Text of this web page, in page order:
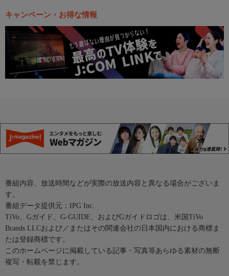
キャンペーン・お得な情報
番組内容、放送時間などが実際の放送内容と異なる場合がございま
す。
番組データ提供元：IPG Inc.
TiVo、Gガイド、G-GUIDE、およびGガイドロゴは、米国TiVo
Brands LLCおよび／またはその関連会社の日本国内における商標ま
たは登録商標です。
このホームページに掲載している記事・写真等あらゆる素材の無断
複写・転載を禁じます。